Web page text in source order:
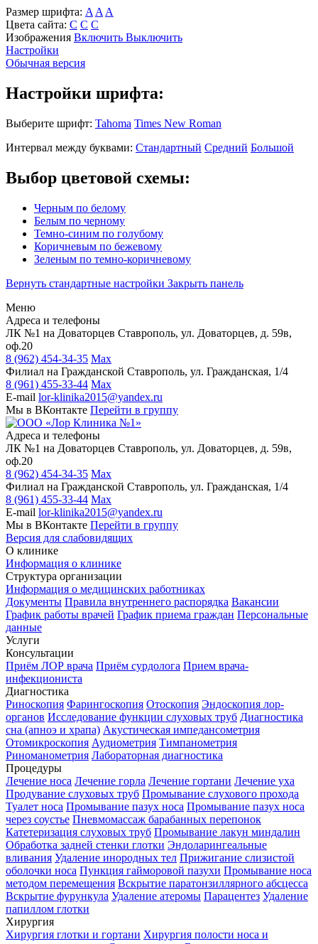
Размер шрифта: A A A
Цвета сайта: С С С
Изображения Включить Выключить
Настройки
Обычная версия
Настройки шрифта:
Выберите шрифт: Tahoma Times New Roman
Интервал между буквами: Стандартный Средний Большой
Выбор цветовой схемы:
Черным по белому
Белым по черному
Темно-синим по голубому
Коричневым по бежевому
Зеленым по темно-коричневому
Вернуть стандартные настройки Закрыть панель
Меню
Адреса и телефоны
ЛК №1 на Доваторцев Ставрополь, ул. Доваторцев, д. 59в,
оф.20
8 (962) 454-34-35 Max
Филиал на Гражданской Ставрополь, ул. Гражданская, 1/4
8 (961) 455-33-44 Max
E-mail lor-klinika2015@yandex.ru
Мы в ВКонтакте Перейти в группу
Адреса и телефоны
ЛК №1 на Доваторцев Ставрополь, ул. Доваторцев, д. 59в,
оф.20
8 (962) 454-34-35 Max
Филиал на Гражданской Ставрополь, ул. Гражданская, 1/4
8 (961) 455-33-44 Max
E-mail lor-klinika2015@yandex.ru
Мы в ВКонтакте Перейти в группу
Версия для слабовидящих
О клинике
Информация о клинике
Структура организации
Информация о медицинских работниках
Документы Правила внутреннего распорядка Вакансии
График работы врачей График приема граждан Персональные
данные
Услуги
Консультации
Приём ЛОР врача Приём сурдолога Прием врача-
инфекциониста
Диагностика
Риноскопия Фарингоскопия Отоскопия Эндоскопия лор-
органов Исследование функции слуховых труб Диагностика
сна (апноэ и храпа) Акустическая импедансометрия
Отомикроскопия Аудиометрия Тимпанометрия
Риноманометрия Лабораторная диагностика
Процедуры
Лечение носа Лечение горла Лечение гортани Лечение уха
Продувание слуховых труб Промывание слухового прохода
Туалет носа Промывание пазух носа Промывание пазух носа
через соустье Пневмомассаж барабанных перепонок
Катетеризация слуховых труб Промывание лакун миндалин
Обработка задней стенки глотки Эндоларингеальные
вливания Удаление инородных тел Прижигание слизистой
оболочки носа Пункция гайморовой пазухи Промывание носа
методом перемещения Вскрытие паратонзиллярного абсцесса
Вскрытие фурункула Удаление атеромы Парацентез Удаление
папиллом глотки
Хирургия
Хирургия глотки и гортани Хирургия полости носа и